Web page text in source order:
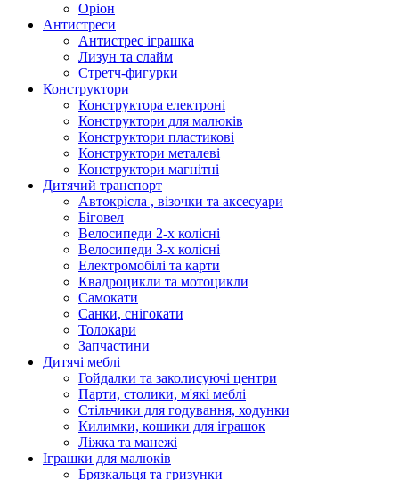
Оріон
Антистреси
Антистрес іграшка
Лизун та слайм
Стретч-фигурки
Конструктори
Конструктора електроні
Конструктори для малюків
Конструктори пластикові
Конструктори металеві
Конструктори магнітні
Дитячий транспорт
Автокрісла , візочки та аксесуари
Біговел
Велосипеди 2-х колісні
Велосипеди 3-х колісні
Електромобілі та карти
Квадроцикли та мотоцикли
Самокати
Санки, снігокати
Толокари
Запчастини
Дитячі меблі
Гойдалки та заколисуючі центри
Парти, столики, м'які меблі
Стільчики для годування, ходунки
Килимки, кошики для іграшок
Ліжка та манежі
Іграшки для малюків
Брязкальця та гризунки